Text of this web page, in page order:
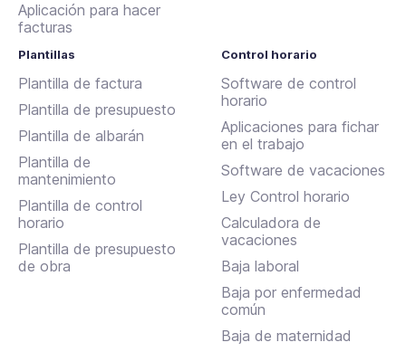
Aplicación para hacer
facturas
Plantillas
Plantilla de factura
Plantilla de presupuesto
Plantilla de albarán
Plantilla de
mantenimiento
Plantilla de control
horario
Plantilla de presupuesto
de obra
Control horario
Software de control
horario
Aplicaciones para fichar
en el trabajo
Software de vacaciones
Ley Control horario
Calculadora de
vacaciones
Baja laboral
Baja por enfermedad
común
Baja de maternidad